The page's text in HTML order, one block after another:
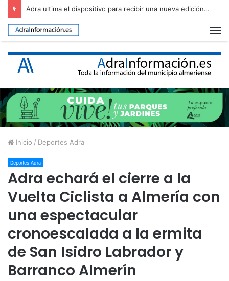
Adra ultima el dispositivo para recibir una nueva edición de The Juergas Rock Festival
Inicio / Deportes Adra
Deportes Adra
Adra echará el cierre a la
Vuelta Ciclista a Almería con
una espectacular
cronoescalada a la ermita
de San Isidro Labrador y
Barranco Almerín